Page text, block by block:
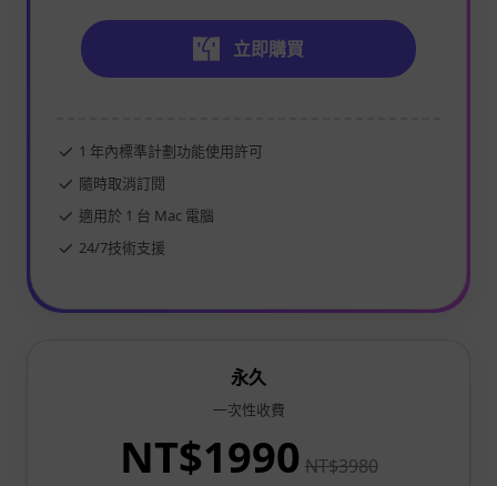
立即購買
1 年內標準計劃功能使用許可
隨時取消訂閱
適用於 1 台 Mac 電腦
24/7技術支援
永久
一次性收費
NT$1990 NT$3980